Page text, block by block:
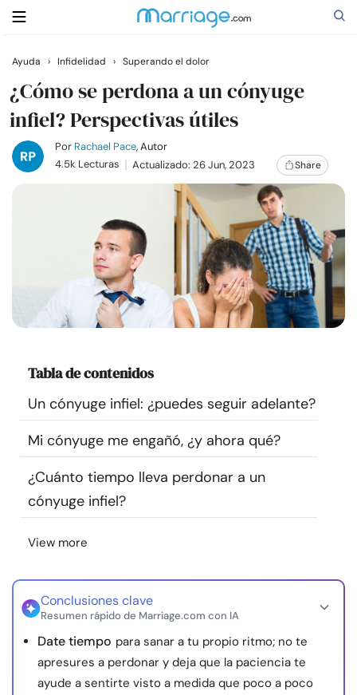
Buscar
Casarse
Cursos
Recursos
Comunidad
Idioma
nosotros
© Copyright 2026. Todos los derechos reservados.
Ayuda › Infidelidad › Superando el dolor
¿Cómo se perdona a un cónyuge
infiel? Perspectivas útiles
Por Rachael Pace, Autor
4.5k Lecturas
Actualizado: 26 Jun, 2023 Share
Tabla de contenidos
Un cónyuge infiel: ¿puedes seguir adelante?
Mi cónyuge me engañó, ¿y ahora qué?
¿Cuánto tiempo lleva perdonar a un
cónyuge infiel?
View more
Conclusiones clave
Resumen rápido de Marriage.com con IA
Date tiempo para sanar a tu propio ritmo; no te
apresures a perdonar y deja que la paciencia te
ayude a sentirte visto a medida que poco a poco